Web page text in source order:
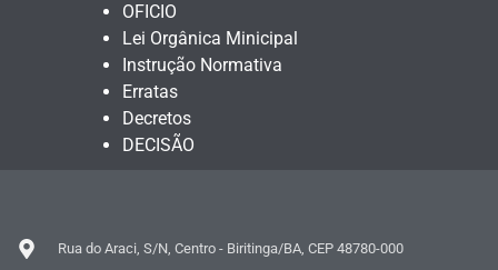
OFICIO
Lei Orgânica Minicipal
Instrução Normativa
Erratas
Decretos
DECISÃO
Rua do Araci, S/N, Centro - Biritinga/BA, CEP 48780-000